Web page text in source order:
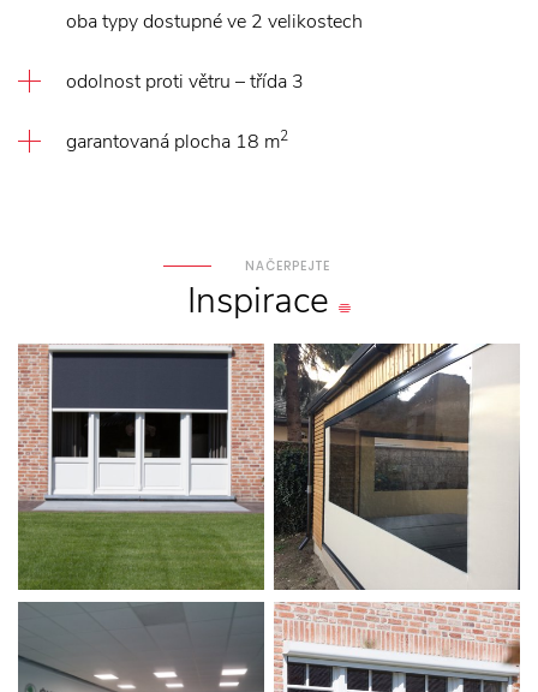
oba typy dostupné ve 2 velikostech
odolnost proti větru – třída 3
garantovaná plocha 18 m2
NAČERPEJTE
Inspirace